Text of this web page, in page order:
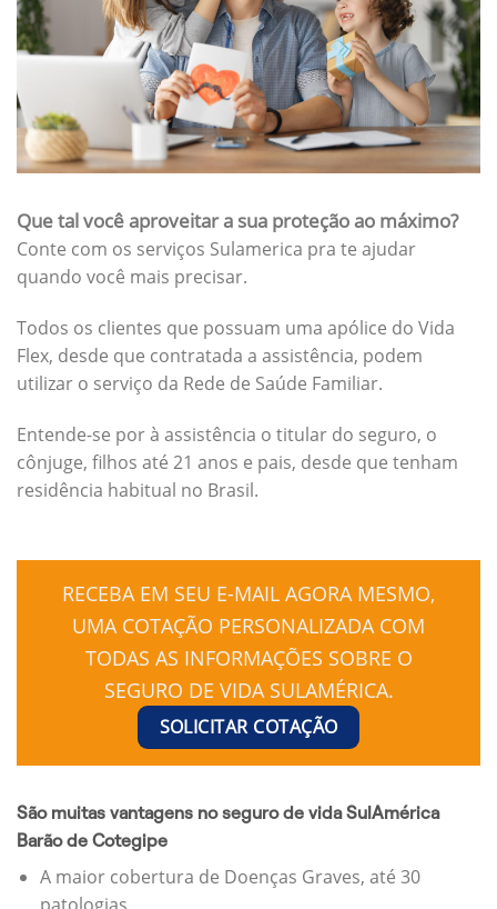
Que tal você aproveitar a sua proteção ao máximo?
Conte com os serviços Sulamerica pra te ajudar
quando você mais precisar.
Todos os clientes que possuam uma apólice do Vida
Flex, desde que contratada a assistência, podem
utilizar o serviço da Rede de Saúde Familiar.
Entende-se por à assistência o titular do seguro, o
cônjuge, filhos até 21 anos e pais, desde que tenham
residência habitual no Brasil.
RECEBA EM SEU E-MAIL AGORA MESMO,
UMA COTAÇÃO PERSONALIZADA COM
TODAS AS INFORMAÇÕES SOBRE O
SEGURO DE VIDA SULAMÉRICA.
SOLICITAR COTAÇÃO
São muitas vantagens no seguro de vida SulAmérica
Barão de Cotegipe
A maior cobertura de Doenças Graves, até 30